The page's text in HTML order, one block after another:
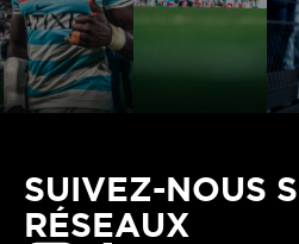
SUIVEZ-NOUS
RÉSEAUX